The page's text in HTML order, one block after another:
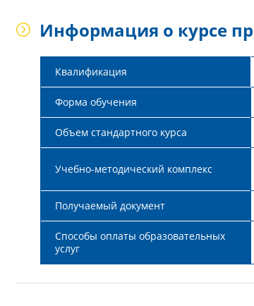
Информация о курсе
Квалификация
Форма обучения
Объем стандартного курса
Учебно-методический комплекс
Получаемый документ
Способы оплаты образовательных
услуг